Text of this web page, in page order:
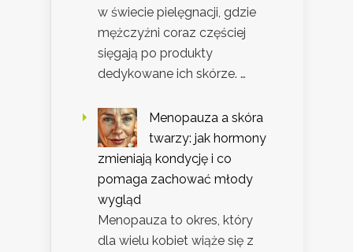
w świecie pielęgnacji, gdzie
mężczyźni coraz częściej
sięgają po produkty
dedykowane ich skórze. …
Menopauza a skóra
twarzy: jak hormony
zmieniają kondycję i co
pomaga zachować młody
wygląd
Menopauza to okres, który
dla wielu kobiet wiąże się z